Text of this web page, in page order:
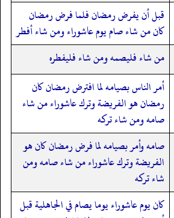
قبل أن يفرض رمضان فلما فرض رمضان
كان من شاء صام يوم عاشوراء ومن شاء أفطر
من شاء فليصمه ومن شاء فليفطره
أمر الناس بصيامه لما افترض رمضان كان
رمضان هو الفريضة وترك عاشوراء من شاء
صامه ومن شاء تركه
صامه وأمر بصيامه لما فرض رمضان كان هو
الفريضة وترك عاشوراء من شاء صامه ومن
شاء تركه
كان يوم عاشوراء يوما يصام في الجاهلية قبل